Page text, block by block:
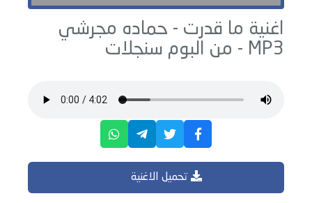
اغنية ما قدرت - حماده مجرشي
MP3 - من البوم
سنجلات
تحميل الاغنية